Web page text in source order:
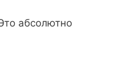
абсолютно